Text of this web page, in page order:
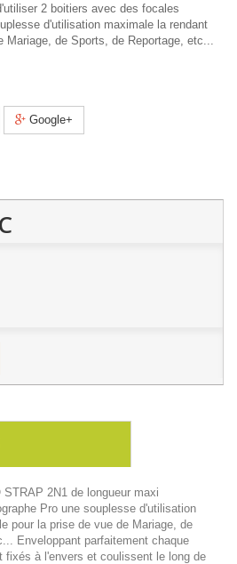
2 boitiers avec des focales
d'utilisation maximale la rendant
Mariage, de Sports, de Reportage, etc...
Google+
2N1 de longueur maxi
Pro une souplesse d'utilisation
pour la prise de vue de Mariage, de
Enveloppant parfaitement chaque
fixés à l'envers et coulissent le long de